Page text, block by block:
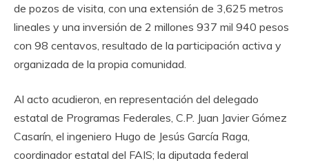
de pozos de visita, con una extensión de 3,625 metros
lineales y una inversión de 2 millones 937 mil 940 pesos
con 98 centavos, resultado de la participación activa y
organizada de la propia comunidad.
Al acto acudieron, en representación del delegado
estatal de Programas Federales, C.P. Juan Javier Gómez
Casarín, el ingeniero Hugo de Jesús García Raga,
coordinador estatal del FAIS; la diputada federal